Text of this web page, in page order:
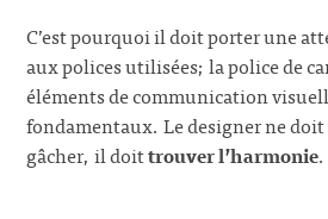
C’est pourquoi il doit porter une
aux polices utilisées; la police de
éléments de communication
fondamentaux. Le designer ne
gâcher, il doittrouver l’harmonie.